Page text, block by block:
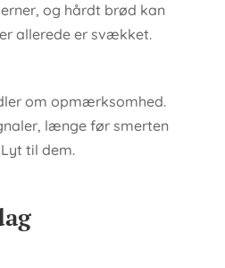
og hårdt brød kan
allerede er svækket.
om opmærksomhed.
længe før smerten
til dem.